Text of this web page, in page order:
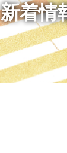
新着情